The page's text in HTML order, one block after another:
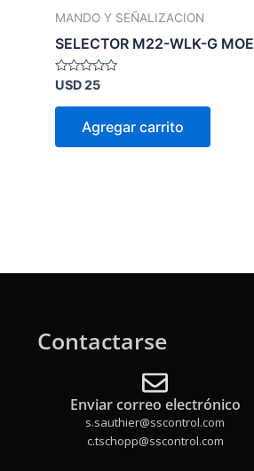
MANDO Y SEÑALIZACION
SELECTOR M22-WLK-G MOE
Valorado
0
USD25
Agregar carrito
Contactarse
Enviar correo electrónico
s.sauthier@sscontrol.com
c.tschopp@sscontrol.com